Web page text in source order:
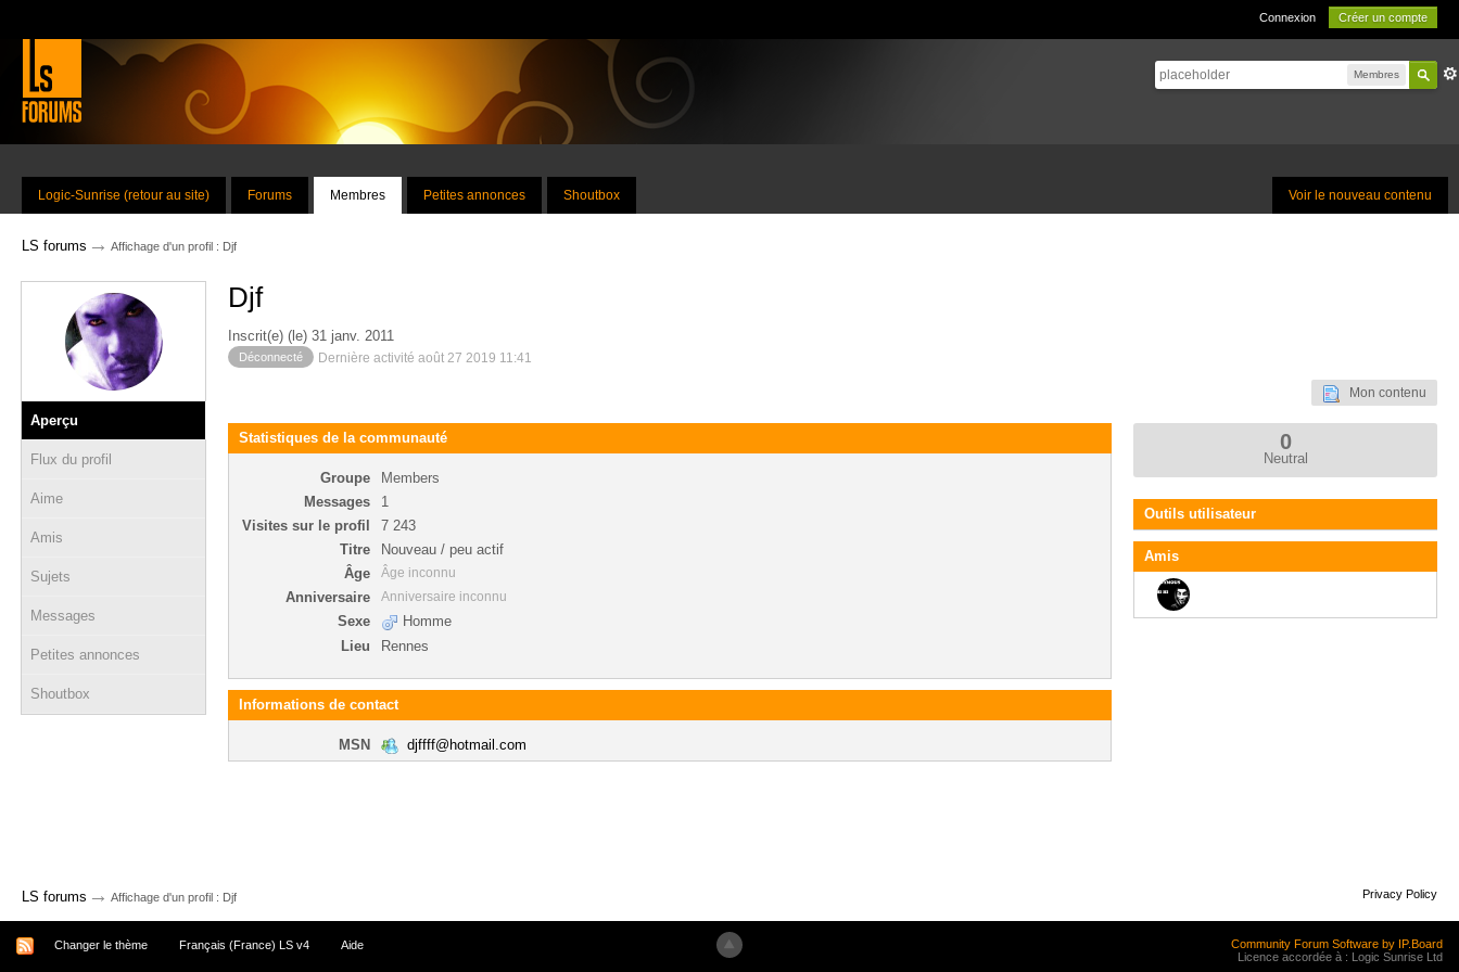
Connexion Créer un compte
Membres
Voir le nouveau contenu
Logic-Sunrise (retour au site) Forums Membres Petites annonces Shoutbox
LS forums → Affichage d'un profil : Djf
Aperçu
Flux du profil
Aime
Amis
Sujets
Messages
Petites annonces
Shoutbox
Djf
Inscrit(e) (le) 31 janv. 2011
Déconnecté Dernière activité août 27 2019 11:41
Mon contenu
Statistiques de la communauté
Groupe
Members
Messages
1
Visites sur le profil
7 243
Titre
Nouveau / peu actif
Âge
Âge inconnu
Anniversaire Anniversaire inconnu
Sexe
Homme
Lieu
Rennes
Informations de contact
MSN djffff@hotmail.com
0
Neutral
Outils utilisateur
Amis
LS forums → Affichage d'un profil : Djf Privacy Policy
Changer le thème Français (France) LS v4 Aide
Community Forum Software by IP.Board
Licence accordée à : Logic Sunrise Ltd